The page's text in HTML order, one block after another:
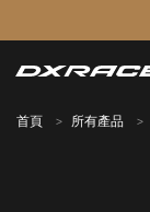
首頁 所有產品